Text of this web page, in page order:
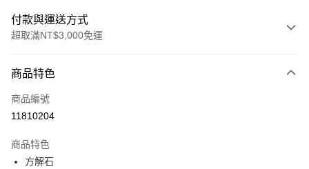
付款與運送方式
超取滿NT$3,000免運
信用卡一次付款
超商取貨付款
Apple Pay
商品特色
商品編號
11810204
商品特色
方解石